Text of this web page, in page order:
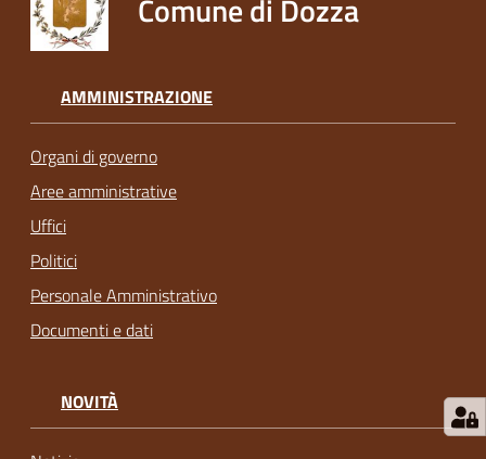
Comune di Dozza
AMMINISTRAZIONE
Organi di governo
Aree amministrative
Uffici
Politici
Personale Amministrativo
Documenti e dati
NOVITÀ